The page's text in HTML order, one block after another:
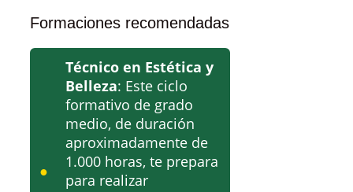
Formaciones recomendadas
Técnico en Estética y
Belleza: Este ciclo
formativo de grado
medio, de duración
aproximadamente de
1.000 horas, te prepara
para realizar